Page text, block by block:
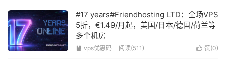
#17 years#Friendhosting LTD：全场VPS
5折，€1.49/月起，美国/日本/德国/荷兰等
多个机房
 赞(0)
 vps优惠码 阅读(511)